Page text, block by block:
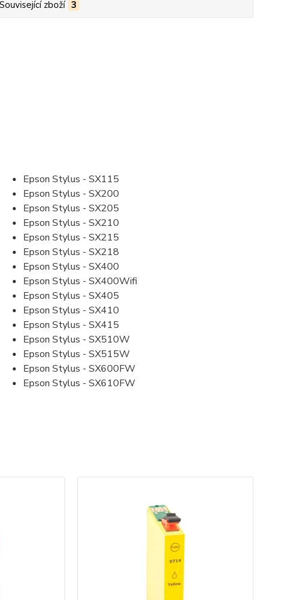
Související zboží 3
Epson Stylus - SX115
Epson Stylus - SX200
Epson Stylus - SX205
Epson Stylus - SX210
Epson Stylus - SX215
Epson Stylus - SX218
Epson Stylus - SX400
Epson Stylus - SX400Wifi
Epson Stylus - SX405
Epson Stylus - SX410
Epson Stylus - SX415
Epson Stylus - SX510W
Epson Stylus - SX515W
Epson Stylus - SX600FW
Epson Stylus - SX610FW